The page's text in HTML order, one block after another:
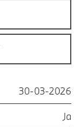
30-03-2026
Ja